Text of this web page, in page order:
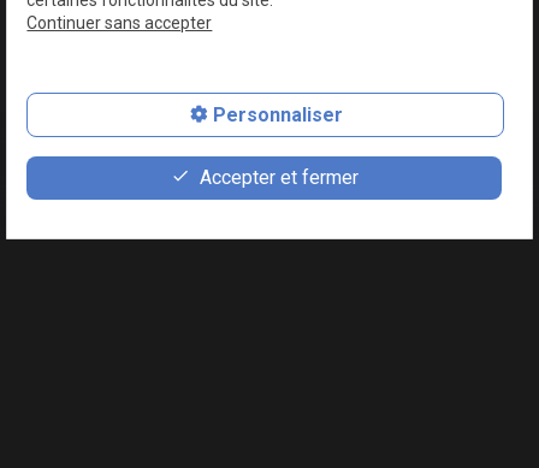
Accueil
place
Plan d'accès
feed
Devis
phone
02 49 88 42 61
Continuer sans accepter
Personnaliser
Accepter et fermer